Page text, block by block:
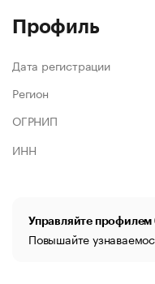
Профиль
Дата регистрации
Регион
ОГРНИП
ИНН
Управляйте профилем
Повышайте